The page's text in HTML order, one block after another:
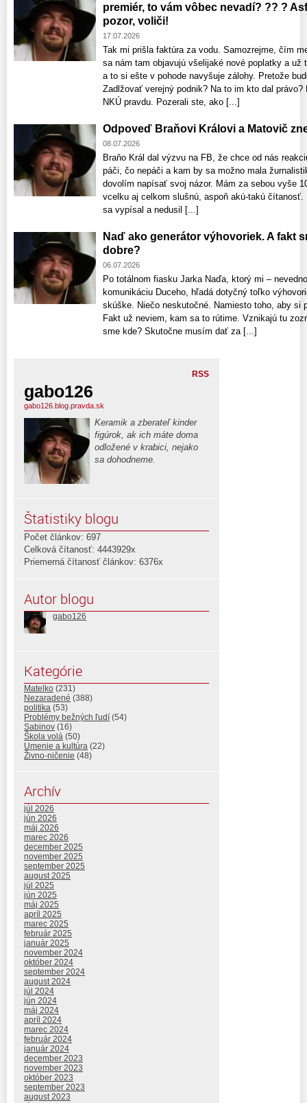
premiér, to vám vôbec nevadí? ?? ?
pozor, voliči!
17.07.2026
Tak mi prišla faktúra za vodu. Samozrejme, čím
sa nám tam objavujú všelijaké nové poplatky a
a to si ešte v pohode navyšuje zálohy. Pretože
Zadlžovať verejný podnik? Na to im kto dal
NKÚ pravdu. Pozerali ste, ako [...]
Odpoveď Braňovi Královi a Matovič
08.07.2026
Braňo Král dal výzvu na FB, že chce od nás
páči, čo nepáči a kam by sa možno mala
dovolím napísať svoj názor. Mám za sebou vyše
vcelku aj celkom slušnú, aspoň akú-takú
sa vypísal a nedusil [...]
Naď ako generátor výhovoriek. A fakt
dobre?
06.07.2026
Po totálnom fiasku Jarka Naďa, ktorý mi –
komunikáciu Duceho, hľadá dotyčný toľko
skúške. Niečo neskutočné. Namiesto toho, aby si
Fakt už neviem, kam sa to rútime. Vznikajú tu
sme kde? Skutočne musím dať za [...]
RSS
gabo126
gabo126.blog.pravda.sk
Keramik a zberateľ kinder
figúrok, ak ich máte doma
odložené v krabici, nejako
sa dohodneme.
Štatistiky blogu
Počet článkov: 697
Celková čítanosť: 4443929x
Priemerná čítanosť článkov: 6376x
Autor blogu
gabo126
Kategórie
Matelko (231)
Nezaradené (388)
politika (53)
Problémy bežných ľudí (54)
Sabinov (16)
Škola volá (50)
Umenie a kultúra (22)
Živno-ničenie (48)
Archív
júl 2026
jún 2026
máj 2026
marec 2026
december 2025
november 2025
september 2025
august 2025
júl 2025
jún 2025
máj 2025
apríl 2025
marec 2025
február 2025
január 2025
november 2024
október 2024
september 2024
august 2024
júl 2024
jún 2024
máj 2024
apríl 2024
marec 2024
február 2024
január 2024
december 2023
november 2023
október 2023
september 2023
august 2023